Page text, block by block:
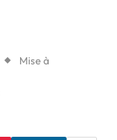
Mise à